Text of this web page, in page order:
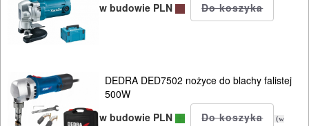
opalarki
pilarki
pilarki
tarczowe
w budowie PLN
DEDRA DED7502 nożyce do blachy falistej
500W
w budowie PLN
(w